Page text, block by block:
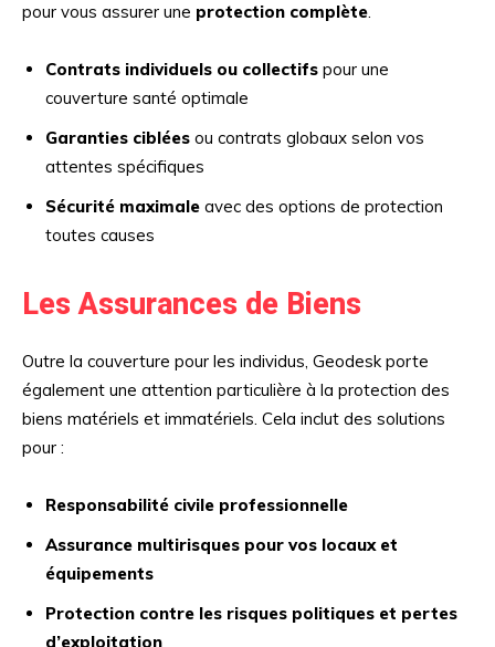
pour vous assurer une protection complète.
Contrats individuels ou collectifs pour une
couverture santé optimale
Garanties ciblées ou contrats globaux selon vos
attentes spécifiques
Sécurité maximale avec des options de protection
toutes causes
Les Assurances de Biens
Outre la couverture pour les individus, Geodesk porte
également une attention particulière à la protection des
biens matériels et immatériels. Cela inclut des solutions
pour :
Responsabilité civile professionnelle
Assurance multirisques pour vos locaux et
équipements
Protection contre les risques politiques et pertes
d’exploitation